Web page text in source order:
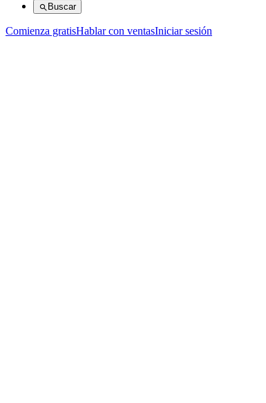
Buscar
Comienza gratisHablar con ventasIniciar sesión